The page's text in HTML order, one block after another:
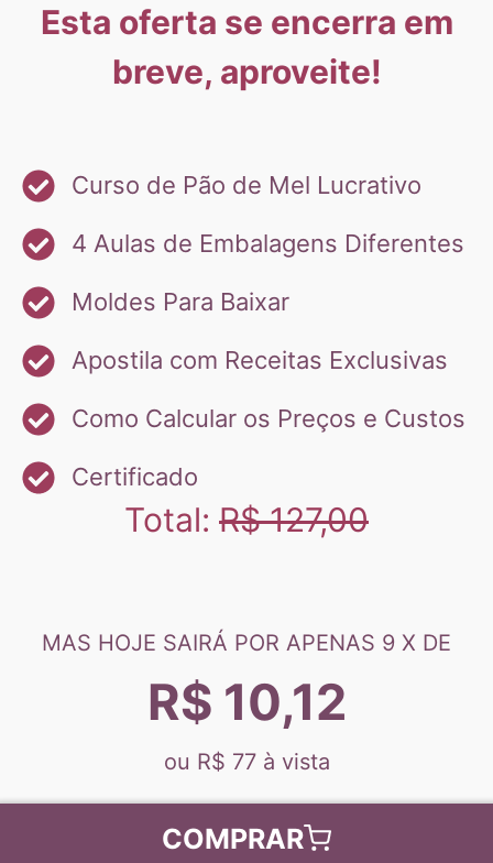
Esta oferta se encerra em
breve, aproveite!
Curso de Pão de Mel Lucrativo
4 Aulas de Embalagens Diferentes
Moldes Para Baixar
Apostila com Receitas Exclusivas
Como Calcular os Preços e Custos
Certificado
Total: R$ 127,00
MAS HOJE SAIRÁ POR APENAS 9 X DE
R$ 10,12
ou R$ 77 à vista
COMPRAR